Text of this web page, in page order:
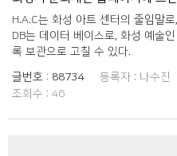
H.A.C는 화성 아트 센터의 줄임말
DB는 데이터 베이스로, 화성 예술
록 보관으로 고칠 수 있다.
글번호 : 88734 등록자 : 나수진
조회수 : 46